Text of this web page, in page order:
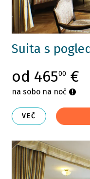
Suita s
od 46500 €
na sobo na noč
VEČ